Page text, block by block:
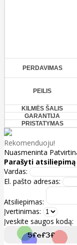
PERDAVIMAS
PEILIS
KILMĖS ŠALIS
GARANTIJA
PRISTATYMAS
Rekomenduoju!
Nuasmeninta
Parašyti atsiliepimą
Vardas:
El. pašto adresas:
Atsiliepimas:
Įvertinimas:
Įveskite saugos kodą: